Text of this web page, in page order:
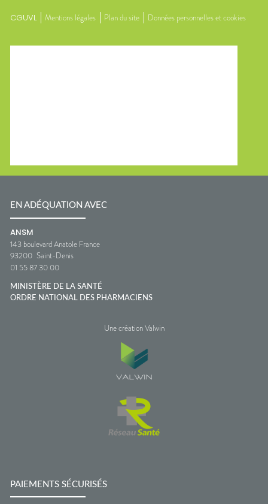
CGUVL Mentions légales Plan du site Données personnelles et cookies
EN ADÉQUATION AVEC
ANSM
143 boulevard Anatole France
93200 Saint-Denis
01 55 87 30 00
MINISTÈRE DE LA SANTÉ
ORDRE NATIONAL DES PHARMACIENS
Une création Valwin
PAIEMENTS SÉCURISÉS